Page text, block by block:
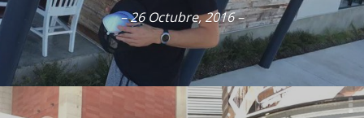
– 26 Octubre, 2016 –